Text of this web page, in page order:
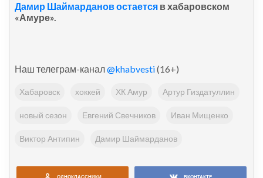
Дамир Шаймарданов остается в хабаровском
«Амуре».
Наш телеграм-канал@khabvesti(16+)
Хабаровск хоккей ХК Амур Артур Гиздатуллин
новый сезон Евгений Свечников Иван Мищенко
Виктор Антипин Дамир Шаймарданов
ОДНОКЛАССНИКИ ВКОНТАКТЕ